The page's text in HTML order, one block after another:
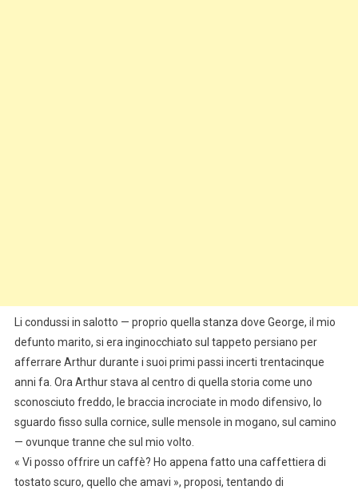
Li condussi in salotto — proprio quella stanza dove George, il mio
defunto marito, si era inginocchiato sul tappeto persiano per
afferrare Arthur durante i suoi primi passi incerti trentacinque
anni fa. Ora Arthur stava al centro di quella storia come uno
sconosciuto freddo, le braccia incrociate in modo difensivo, lo
sguardo fisso sulla cornice, sulle mensole in mogano, sul camino
— ovunque tranne che sul mio volto.
« Vi posso offrire un caffè? Ho appena fatto una caffettiera di
tostato scuro, quello che amavi », proposi, tentando di